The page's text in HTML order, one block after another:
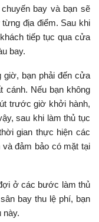
bay và bạn sẽ
địa điểm. Sau khi
tiếp tục qua cửa
bay.
giờ, bạn phải đến cửa
cánh. Nếu bạn không
trước giờ khởi hành,
sau khi làm thủ tục
gian thực hiện các
đảm bảo có mặt tại
ở các bước làm thủ
bay thu lệ phí, bạn
này.